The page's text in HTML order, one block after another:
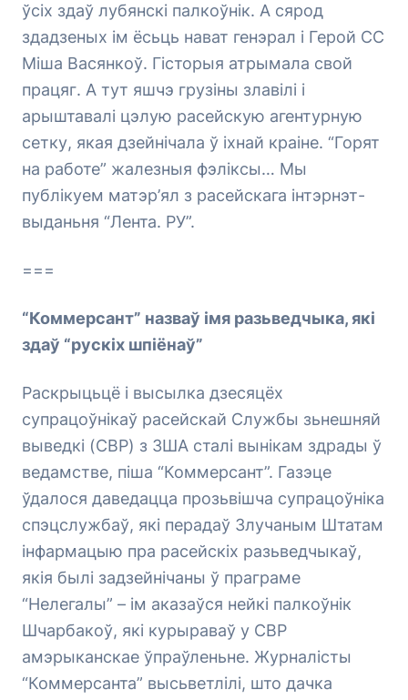
ўсіх здаў лубянскі палкоўнік. А сярод
здадзеных ім ёсьць нават генэрал і Герой СС
Міша Васянкоў. Гісторыя атрымала свой
працяг. А тут яшчэ грузіны злавілі і
арыштавалі цэлую расейскую агентурную
сетку, якая дзейнічала ў іхнай краіне. “Горят
на работе” жалезныя фэліксы… Мы
публікуем матэр’ял з расейскага інтэрнэт-
выданьня “Лента. РУ”.
===
“Коммерсант” назваў імя разьведчыка, які
здаў “рускіх шпіёнаў”
Раскрыцьцё і высылка дзесяцёх
супрацоўнікаў расейскай Службы зьнешняй
выведкі (СВР) з ЗША сталі вынікам здрады ў
ведамстве, піша “Коммерсант”. Газэце
ўдалося даведацца прозьвішча супрацоўніка
спэцслужбаў, які перадаў Злучаным Штатам
інфармацыю пра расейскіх разьведчыкаў,
якія былі задзейнічаны ў праграме
“Нелегалы” – ім аказаўся нейкі палкоўнік
Шчарбакоў, які курыраваў у СВР
амэрыканскае ўпраўленьне. Журналісты
“Коммерсанта” высьветлілі, што дачка